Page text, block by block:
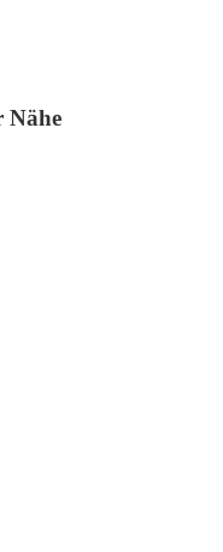
Nähe